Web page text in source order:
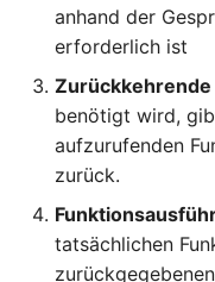
anhand der
erforderlich ist
Zurückkehrende
benötigt wird,
aufzurufenden
zurück.
tatsächlichen